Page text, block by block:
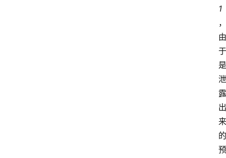
1
，
由
于
是
泄
露
出
来
的
预